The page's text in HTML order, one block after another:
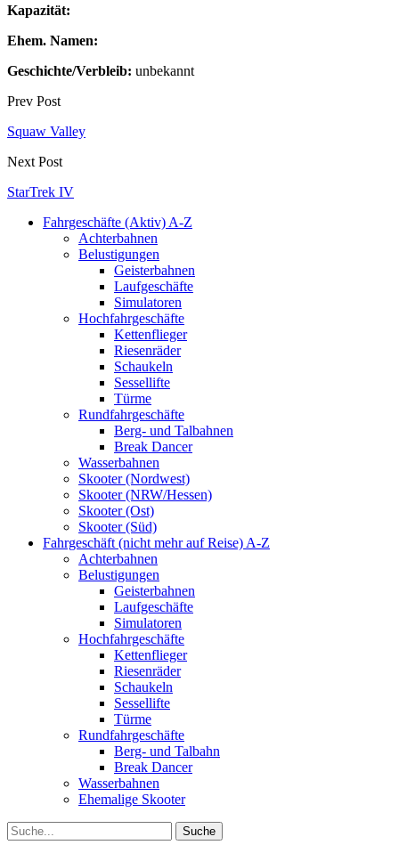
Kapazität:
Ehem. Namen:
Geschichte/Verbleib: unbekannt
Prev Post
Squaw Valley
Next Post
StarTrek IV
Fahrgeschäfte (Aktiv) A-Z
Achterbahnen
Belustigungen
Geisterbahnen
Laufgeschäfte
Simulatoren
Hochfahrgeschäfte
Kettenflieger
Riesenräder
Schaukeln
Sessellifte
Türme
Rundfahrgeschäfte
Berg- und Talbahnen
Break Dancer
Wasserbahnen
Skooter (Nordwest)
Skooter (NRW/Hessen)
Skooter (Ost)
Skooter (Süd)
Fahrgeschäft (nicht mehr auf Reise) A-Z
Achterbahnen
Belustigungen
Geisterbahnen
Laufgeschäfte
Simulatoren
Hochfahrgeschäfte
Kettenflieger
Riesenräder
Schaukeln
Sessellifte
Türme
Rundfahrgeschäfte
Berg- und Talbahn
Break Dancer
Wasserbahnen
Ehemalige Skooter